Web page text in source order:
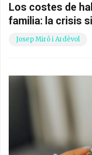
Los costes de
familia: la crisis
Josep Miró i Ardèvol